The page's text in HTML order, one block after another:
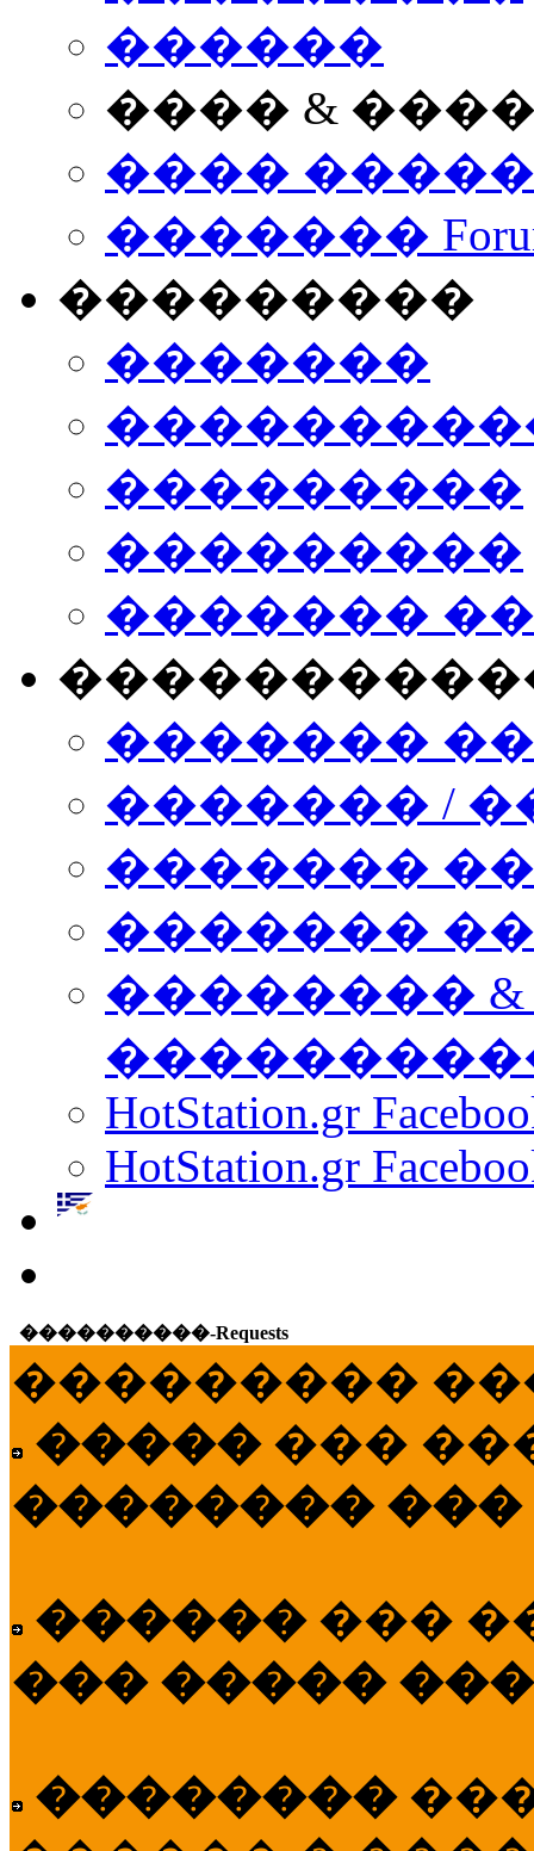
������
���� &
����
�������
���������
�������
���������
���������
�������
�������
������� /
�������
������� ���
��������
HotStation.gr
HotStation.gr
����������-Requests
���������
����� ���
�������� ���
������ ���
��� �����
��������